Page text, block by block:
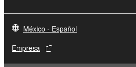
México - Español
Empresa